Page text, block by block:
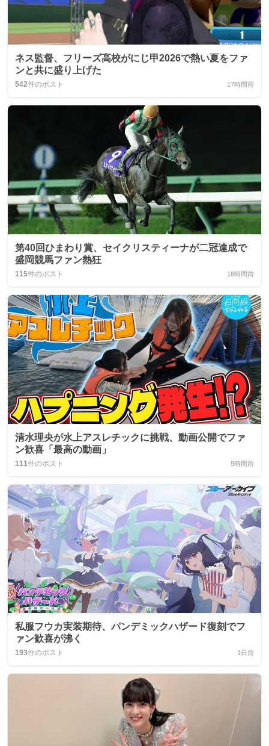
ネス監督、フリーズ高校がにじ甲2026で熱い夏をファ
ンと共に盛り上げた
542件のポスト 17時間前
第40回ひまわり賞、セイクリスティーナが二冠達成で
盛岡競馬ファン熱狂
115件のポスト 18時間前
清水理央が水上アスレチックに挑戦、動画公開でファ
ン歓喜「最高の動画」
111件のポスト 9時間前
私服フウカ実装期待、パンデミックハザード復刻でフ
ァン歓喜が沸く
193件のポスト 1日前